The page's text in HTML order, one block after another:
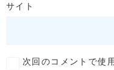
サイト
次回のコメントで使